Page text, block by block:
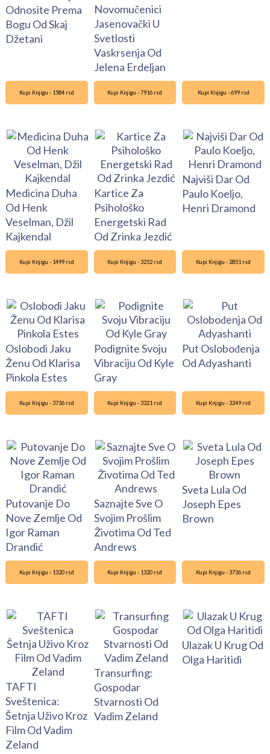
Odnosite Prema
Bogu Od Skaj
Džetani
Novomučenici
Jasenovački U
Svetlosti
Vaskrsenja Od
Jelena Erdeljan
Kupi Knjigu - 1584 rsd
Medicina Duha
Od Henk
Veselman, Džil
Kajkendal
Kupi Knjigu - 7916 rsd
Kartice Za
Psihološko
Energetski Rad
Od Zrinka Jezdić
Kupi Knjigu - 699 rsd
Najviši Dar Od
Paulo Koeljo,
Henri Dramond
Kupi Knjigu - 1499 rsd
Oslobodi Jaku
Ženu Od Klarisa
Pinkola Estes
Kupi Knjigu - 3252 rsd
Podignite Svoju
Vibraciju Od Kyle
Gray
Kupi Knjigu - 2851 rsd
Put Oslobođenja
Od Adyashanti
Kupi Knjigu - 3736 rsd
Putovanje Do
Nove Zemlje Od
Igor Raman
Drandić
Kupi Knjigu - 3321 rsd
Saznajte Sve O
Svojim Prošlim
Životima Od Ted
Andrews
Kupi Knjigu - 3249 rsd
Sveta Lula Od
Joseph Epes
Brown
Kupi Knjigu - 1320 rsd
TAFTI
Sveštenica:
Šetnja Uživo Kroz
Film Od Vadim
Zeland
Kupi Knjigu - 1320 rsd
Transurfing:
Gospodar
Stvarnosti Od
Vadim Zeland
Kupi Knjigu - 3736 rsd
Ulazak U Krug Od
Olga Haritidi